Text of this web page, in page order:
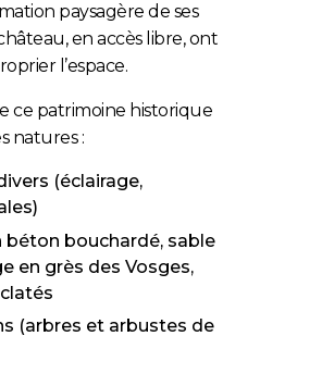
paysagère de ses
en accès libre, ont
l’espace.
ce patrimoine historique
natures :
(éclairage,
bouchardé, sable
en grès des Vosges,
(arbres et arbustes de